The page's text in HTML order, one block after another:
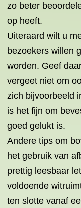
zo beter
op heeft.
Uiteraard wilt u
bezoekers willen
worden. Geef
vergeet niet om
zich bijvoorbeeld
is het fijn om
goed gelukt is.
Andere tips om
het gebruik van
prettig leesbaar
voldoende
ten slotte vanaf